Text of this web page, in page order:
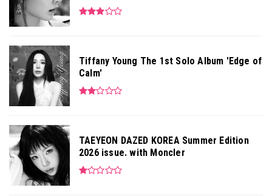
Tiffany Young The 1st Solo Album 'Edge of
Calm'
TAEYEON DAZED KOREA Summer Edition
2026 issue. with Moncler